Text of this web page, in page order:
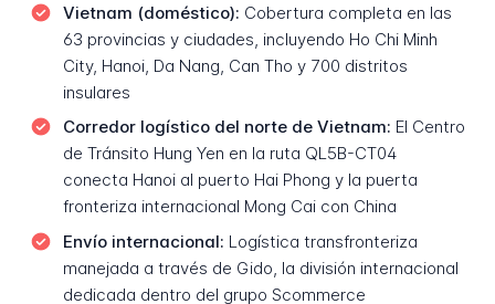
Vietnam (doméstico): Cobertura completa en las
63 provincias y ciudades, incluyendo Ho Chi Minh
City, Hanoi, Da Nang, Can Tho y 700 distritos
insulares
Corredor logístico del norte de Vietnam: El Centro
de Tránsito Hung Yen en la ruta QL5B-CT04
conecta Hanoi al puerto Hai Phong y la puerta
fronteriza internacional Mong Cai con China
Envío internacional: Logística transfronteriza
manejada a través de Gido, la división internacional
dedicada dentro del grupo Scommerce